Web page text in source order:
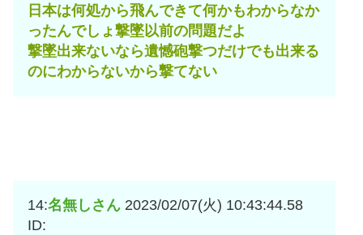
日本は何処から飛んできて何かもわからなか
ったんでしょ撃墜以前の問題だよ
撃墜出来ないなら遺憾砲撃つだけでも出来る
のにわからないから撃てない
14:名無しさん 2023/02/07(火) 10:43:44.58
ID: